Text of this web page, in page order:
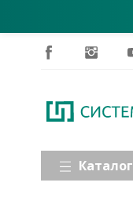
Каталог